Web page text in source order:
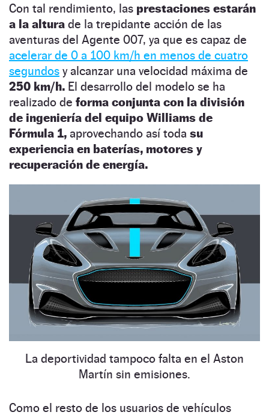
Con tal rendimiento, las prestaciones estarán
a la altura de la trepidante acción de las
aventuras del Agente 007, ya que es capaz de
acelerar de 0 a 100 km/h en menos de cuatro
segundos y alcanzar una velocidad máxima de
250 km/h. El desarrollo del modelo se ha
realizado de forma conjunta con la división
de ingeniería del equipo Williams de
Fórmula 1, aprovechando así toda su
experiencia en baterías, motores y
recuperación de energía.
La deportividad tampoco falta en el Aston
Martín sin emisiones.
Como el resto de los usuarios de vehículos